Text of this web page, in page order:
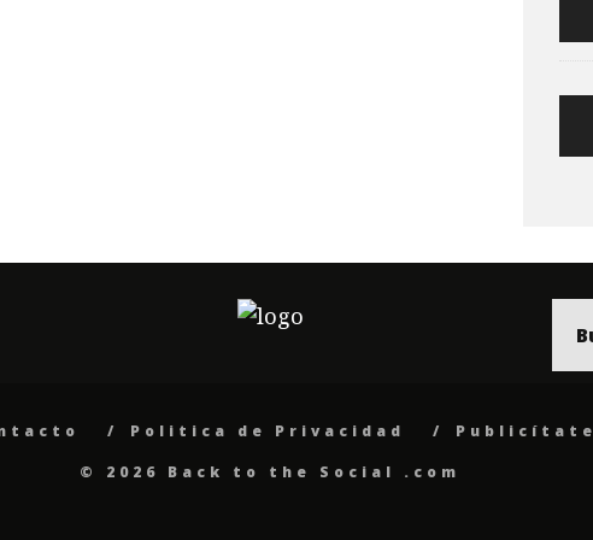
Politica de Privacidad
Publicítate
© 2026 Back to the Social .com